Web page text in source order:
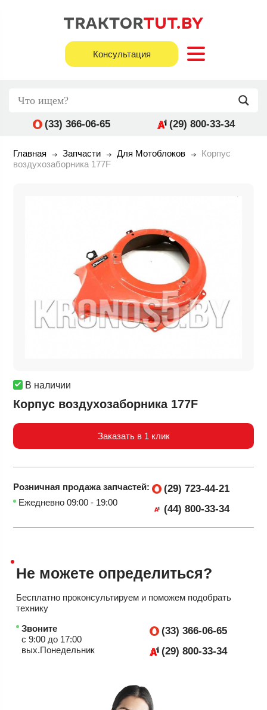
Консультация
(33) 366-06-65 (29) 800-33-34
Главная Запчасти Для Мотоблоков
Корпус
воздухозаборника 177F
В наличии
Корпус воздухозаборника 177F
Заказать в 1 клик
Розничная продажазапчастей:
Ежедневно 09:00 - 19:00
(29) 723-44-21
(44) 800-33-34
Не можете определиться?
Бесплатно проконсультируем и поможем подобрать
технику
Звоните
с 9:00 до 17:00
вых.Понедельник
(33) 366-06-65
(29) 800-33-34